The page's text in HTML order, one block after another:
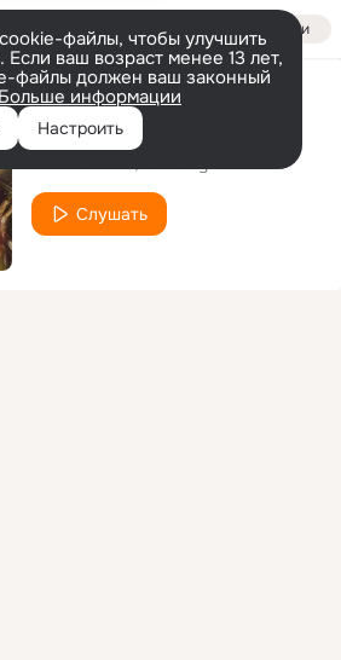
Войти
файлы, чтобы улучшить
Если ваш возраст менее 13 лет,
файлы должен ваш законный
Больше информации
Настроить
My Mind
Слушать